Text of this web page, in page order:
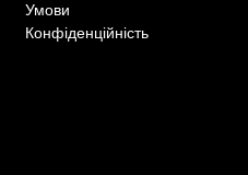
Умови
Конфіденційність